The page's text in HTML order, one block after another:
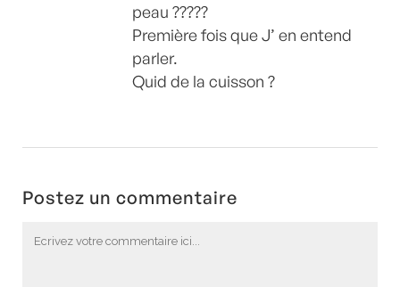
peau ?????
Première fois que J’ en entend
parler.
Quid de la cuisson ?
Postez un commentaire